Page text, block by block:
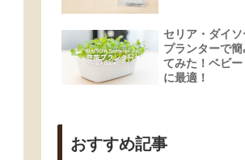
セリア・ダイ
プランターで
てみた！ベビ
に最適！
おすすめ記事